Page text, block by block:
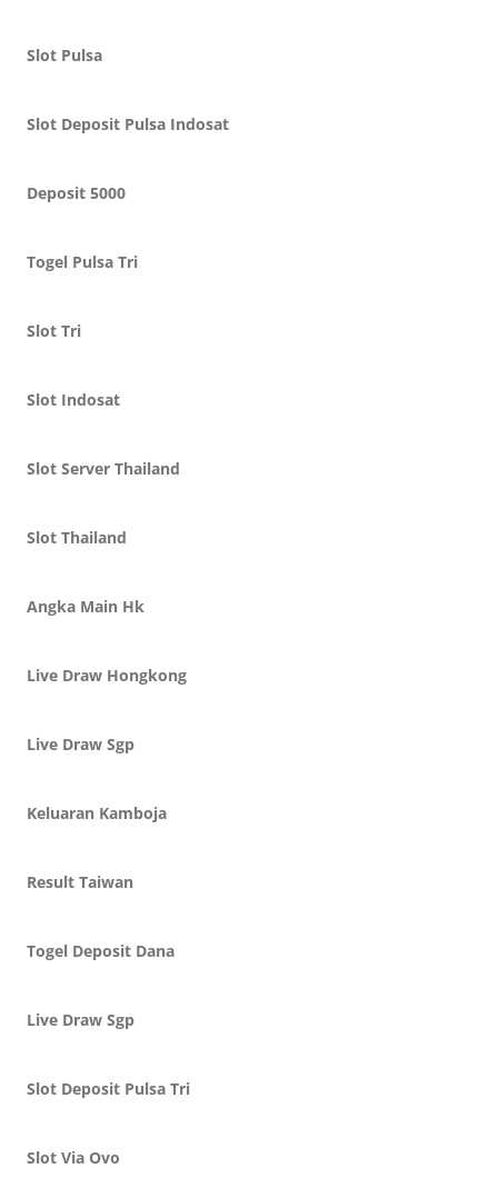
Slot Pulsa
Slot Deposit Pulsa Indosat
Deposit 5000
Togel Pulsa Tri
Slot Tri
Slot Indosat
Slot Server Thailand
Slot Thailand
Angka Main Hk
Live Draw Hongkong
Live Draw Sgp
Keluaran Kamboja
Result Taiwan
Togel Deposit Dana
Live Draw Sgp
Slot Deposit Pulsa Tri
Slot Via Ovo